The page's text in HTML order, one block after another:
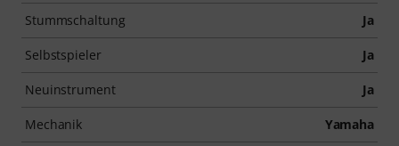
Stummschaltung Ja
Selbstspieler Ja
Neuinstrument Ja
Mechanik Yamaha